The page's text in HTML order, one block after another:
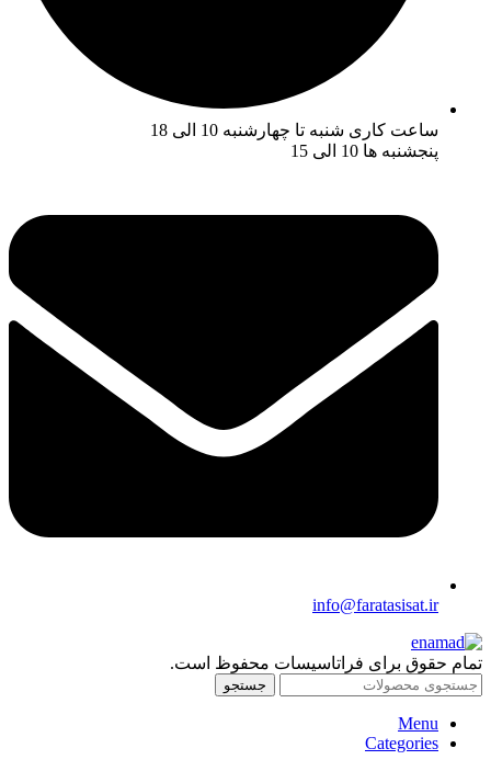
ساعت کاری شنبه تا چهارشنبه 10 الی 18
پنجشنبه ها 10 الی 15
info@faratasisat.ir
تمام حقوق برای فراتاسیسات محفوظ است.
جستجو
Menu
Categories